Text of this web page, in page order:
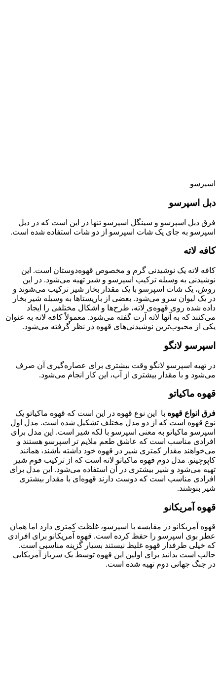
اسپرسو
دبل اسپرسو
فرق دبل اسپرسو و سینگل اسپرسو تنها در این است که در دبل
اسپرسو به جای یک شات اسپرسو از دو شات استفاده شده است.
کافه لاته
کافه لاته یک نوشیدنی گرم و مخصوص قهوه‌دوستان است. این
نوشیدنی به وسیله ترکیب اسپرسو و شیر تهیه می‌شود. در این
روش، یک شات اسپرسو با یک مقدار بخار شیر ترکیب می‌شوند و
در یک لیوان سرو می‌شود. بعضی از باریستاها به وسیله شیر بخار
داده شده روی قهوه‌ی لاته، طرح‌ها و اشکال مختلفی را ایجاد
می‌کنند که به آنها لاته آرت گفته می‌شود. معمولاً کافه لاته به عنوان
یکی از محبوب‌ترین نوشیدنی‌های قهوه در نظر گرفته می‌شود.
اسپرسو لانگو
در تهیه اسپرسو لانگو وقت بیشتری برای عصاره‌گیری آن صرف
می‌شود و با مقدار بیشتری از آب، این کار انجام می‌شود.
قهوه ماکیاتو
فرق انواع قهوه با این نوع قهوه در این است که قهوه ماکیاتو یک
نوع قهوه است که از دو مدل مختلف تشکیل شده است. مدل اول
اسپرسو ماکیاتو به معنی اسپرسو با لکه شیر است. این مدل برای
افرادی مناسب است که عاشق طعم ملایم تر اسپرسو هستند و
می‌خواهند مقدار کمتری شیر در قهوه خود داشته باشند، همانند
کاپوچینو. مدل دوم قهوه ماکیاتو لاته است که از ترکیب فوم شیر
تهیه می‌شود و شیر بیشتری در آن استفاده می‌شود. این مدل برای
افرادی مناسب است که دوست دارند قهوه‌ای با مقدار بیشتری
شیر بنوشند.
قهوه آمریکانو
قهوه آمریکانو در مقایسه با اسپرسو، غلظت کمتری دارد اما همان
عطر بوی اسپرسو را حفظ کرده است. قهوه آمریکانو برای افرادی
که خیلی طرفدار قهوه غلیظ نیستند بسیار گزینه مناسبی است.
جالب است بدانید برای اولین این قهوه توسط یک سرباز آمریکایی
در جنگ جهانی دوم تهیه شده است.